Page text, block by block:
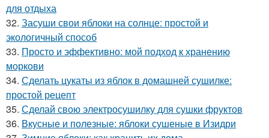
для отдыха
32. Засуши свои яблоки на солнце: простой и
экологичный способ
33. Просто и эффективно: мой подход к хранению
моркови
34. Сделать цукаты из яблок в домашней сушилке:
простой рецепт
35. Сделай свою электросушилку для сушки фруктов
36. Вкусные и полезные: яблоки сушеные в Изидри